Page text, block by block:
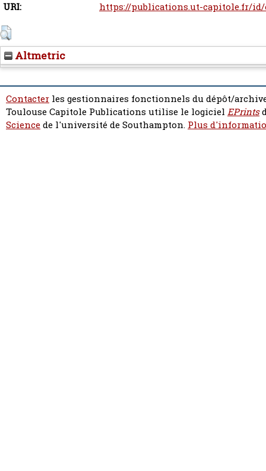
URI:
https://publications.ut-capitole.fr/
Altmetric
Contacter les gestionnaires fonctionnels du dépôt/
Toulouse Capitole Publications utilise le logiciel EPrints
Sciencede l'université de Southampton. Plus